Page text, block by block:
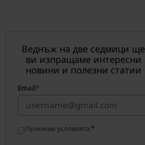
Веднъж на две седмици ще
ви изпращаме интересни
новини и полезни статии
Email*
Приемам условията *